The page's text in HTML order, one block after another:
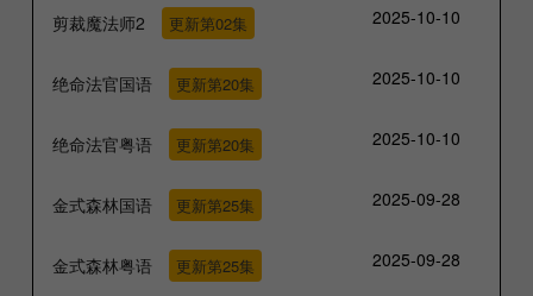
剪裁魔法师2 更新第02集 2025-10-10
绝命法官国语 更新第20集 2025-10-10
绝命法官粤语 更新第20集 2025-10-10
金式森林国语 更新第25集 2025-09-28
金式森林粤语 更新第25集 2025-09-28